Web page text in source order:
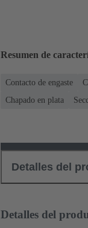
Resumen de
Contacto de engaste
Chapado en plata
Detalles del
Detalles del